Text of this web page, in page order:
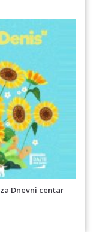
Dnevni centar